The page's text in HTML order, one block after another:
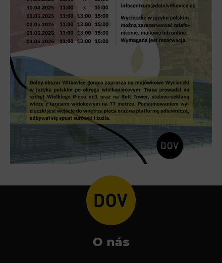
Ubytování
Hotel VP1
Vila Liběna
Další
Narozeninové oslavy
Letní tábory
Tematické dárkové poukazy
Kroužky pro děti
O nás